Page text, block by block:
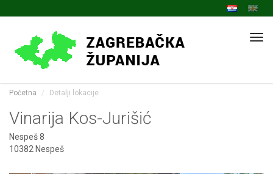
Početna Detalji lokacije
Vinarija Kos-Jurišić
Nespeš 8
10382 Nespeš